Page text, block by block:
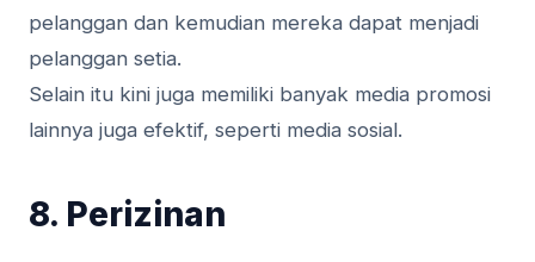
pelanggan dan kemudian mereka dapat menjadi
pelanggan setia.
Selain itu kini juga memiliki banyak media promosi
lainnya juga efektif, seperti media sosial.
8. Perizinan